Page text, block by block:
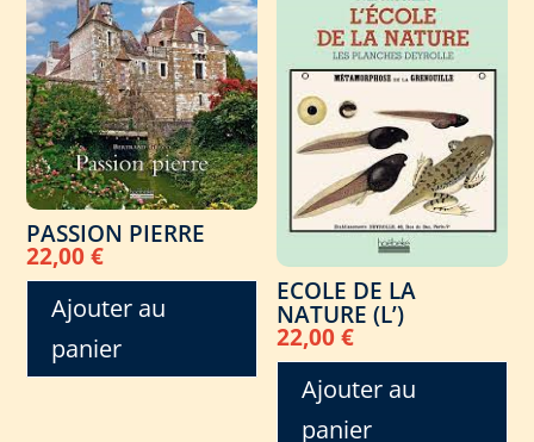
PASSION PIERRE
22,00€
Ajouter au
panier
ECOLE DE LA
NATURE (L’)
22,00€
Ajouter au
panier